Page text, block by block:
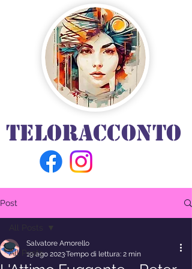
TELORACCONTO
Post
All Posts
Salvatore Amorello
19 ago 2023Tempo di lettura: 2 min